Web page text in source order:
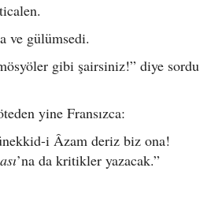
ve gülümsedi.
gibi şairsiniz!” diye sordu
yine Fransızca:
i Âzam deriz biz ona!
’na da kritikler yazacak.”